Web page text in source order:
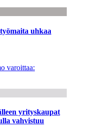
uhkaa
varoittaa:
yrityskaupat
vahvistuu